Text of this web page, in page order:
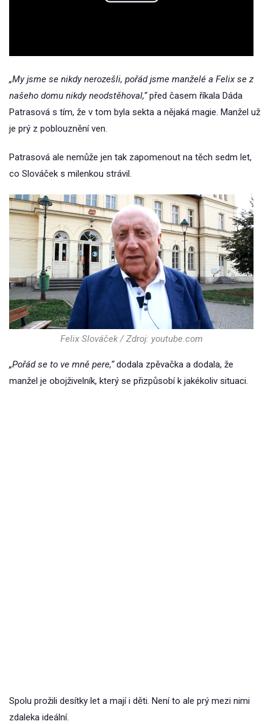
„My jsme se nikdy nerozešli, pořád jsme manželé a Felix se z
našeho domu nikdy neodstěhoval,“před časem říkala Dáda
Patrasová s tím, že v tom byla sekta a nějaká magie. Manžel už
je prý z poblouznění ven.
Patrasová ale nemůže jen tak zapomenout na těch sedm let,
co Slováček s milenkou strávil.
Felix Slováček / Zdroj: youtube.com
„Pořád se to ve mně pere,“dodala zpěvačka a dodala, že
manžel je obojživelník, který se přizpůsobí k jakékoliv situaci.
Spolu prožili desítky let a mají i děti. Není to ale prý mezi nimi
zdaleka ideální.